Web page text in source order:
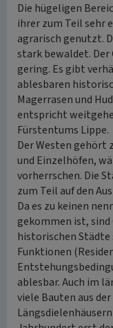
Die hügeligen
ihrer zum Teil sehr
agrarisch genutzt.
stark bewaldet.
gering. Es gibt
ablesbaren
Magerrasen und
entspricht
Fürstentums Lippe.
Der Westen gehört
und Einzelhöfen,
vorherrschen. Die
zum Teil auf den
Da es zu keinen
gekommen ist,
historischen
Funktionen
ablesbar. Auch im
viele Bauten aus